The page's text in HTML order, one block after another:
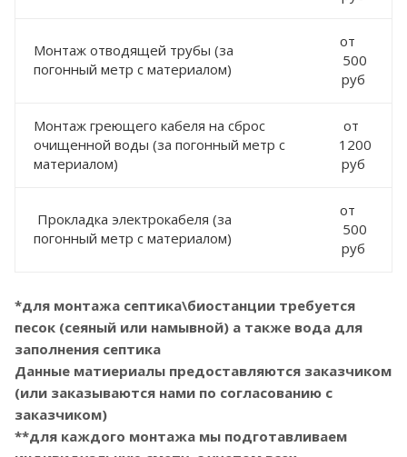
Монтаж отводящей трубы (за
погонный метр с материалом)
от
500
руб
Монтаж греющего кабеля на сброс
очищенной воды (за погонный метр с
материалом)
от
1200
руб
Прокладка электрокабеля (за
погонный метр с материалом)
от
500
руб
*для монтажа септика\биостанции требуется
песок (сеяный или намывной) а также вода для
заполнения септика
Данные матиериалы предоставляются заказчиком
(или заказываются нами по согласованию с
заказчиком)
**для каждого монтажа мы подготавливаем